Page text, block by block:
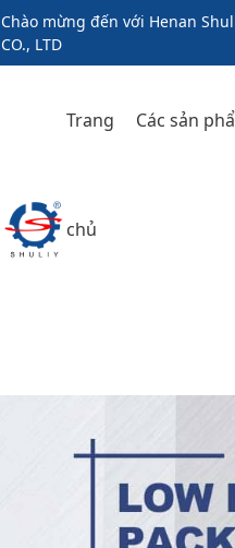
Chào mừng đến với Henan
CO., LTD
Trang
chủ
Các sản